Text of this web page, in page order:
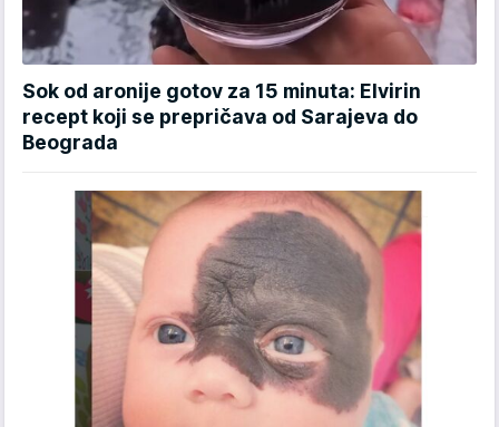
Sok od aronije gotov za 15 minuta: Elvirin
recept koji se prepričava od Sarajeva do
Beograda